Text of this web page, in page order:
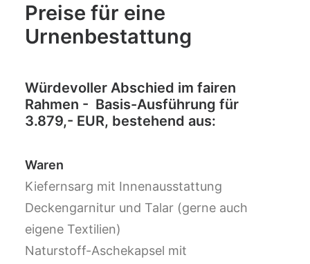
Preise für eine
Urnenbestattung
Würdevoller Abschied im fairen
Rahmen - Basis-Ausführung für
3.879,- EUR, bestehend aus:
Waren
Kiefernsarg mit Innenausstattung
Deckengarnitur und Talar (gerne auch
eigene Textilien)
Naturstoff-Aschekapsel mit